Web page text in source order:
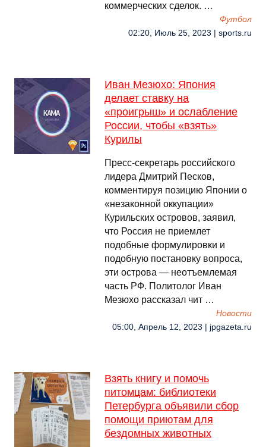
коммерческих сделок. …
Футбол
02:20, Июль 25, 2023 | sports.ru
Иван Мезюхо: Япония
делает ставку на
«проигрыш» и ослабление
России, чтобы «взять»
Курилы
Пресс-секретарь российского
лидера Дмитрий Песков,
комментируя позицию Японии о
«незаконной оккупации»
Курильских островов, заявил,
что Россия не приемлет
подобные формулировки и
подобную постановку вопроса,
эти острова — неотъемлемая
часть РФ. Политолог Иван
Мезюхо рассказал чит …
Новости
05:00, Апрель 12, 2023 | jpgazeta.ru
Взять книгу и помочь
питомцам: библиотеки
Петербурга объявили сбор
помощи приютам для
бездомных животных